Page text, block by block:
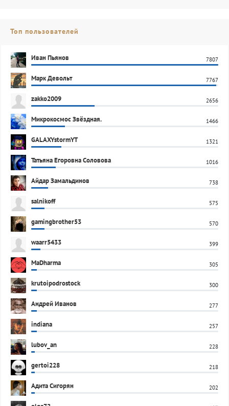
Топ пользователей
Иван Пьянов 7807
Марк Девольт 7767
zakko2009 2656
Микрокосмос Звёздная. 1466
GALAXYstormYT 1321
Татьяна Егоровна Соловова 1016
Айдар Замальдинов 738
salnikoff 575
gamingbrother53 570
waarr5433 399
MaDharma 305
krutoipodrostock 300
Андрей Иванов 277
indiana 257
lubov_an 228
gertoi228 218
Адита Сигорян 202